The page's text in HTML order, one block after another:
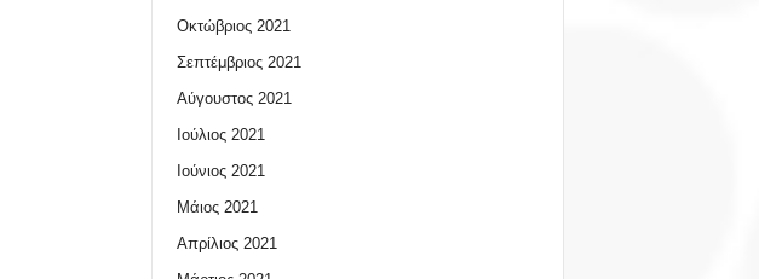
Οκτώβριος 2021
Σεπτέμβριος 2021
Αύγουστος 2021
Ιούλιος 2021
Ιούνιος 2021
Μάιος 2021
Απρίλιος 2021